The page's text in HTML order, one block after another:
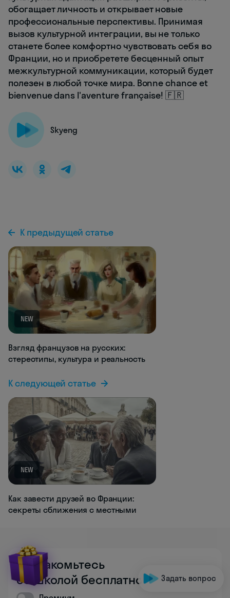
обогащает личность и открывает новые
профессиональные перспективы. Принимая
вызов культурной интеграции, вы не только
станете более комфортно чувствовать себя во
Франции, но и приобретете бесценный опыт
межкультурной коммуникации, который будет
полезен в любой точке мира. Bonne chance et
bienvenue dans l'aventure française! 🇫🇷
Skyeng
К предыдущей статье
NEW
Взгляд французов на русских:
стереотипы, культура и реальность
К следующей статье
NEW
Как завести друзей во Франции:
секреты сближения с местными
Познакомьтесь
со школой бесплатно
Задать вопрос